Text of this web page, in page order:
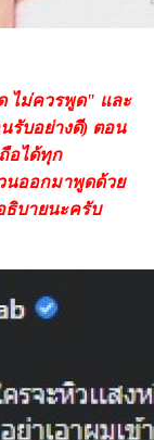
ไม่ควรพูด" และ
รับอย่างดี) ตอน
อได้ทุก
นออกมาพูดด้วย
ธิบายนะครับ